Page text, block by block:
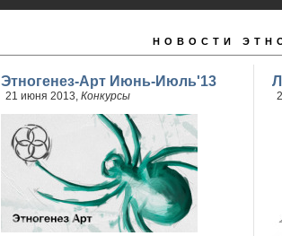
НОВОСТИ
Этногенез-Арт Июнь-Июль'13
21 июня 2013, Конкурсы